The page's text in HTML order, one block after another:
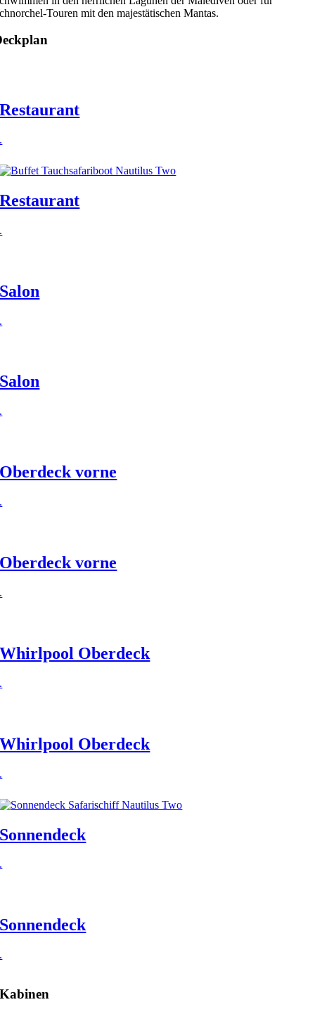
Touren mit den majestätischen Mantas.
Restaurant
.
Restaurant
.
Salon
.
Salon
.
Oberdeck vorne
.
Oberdeck vorne
.
Whirlpool Oberdeck
.
Whirlpool Oberdeck
.
Sonnendeck
.
Sonnendeck
.
Kabinen